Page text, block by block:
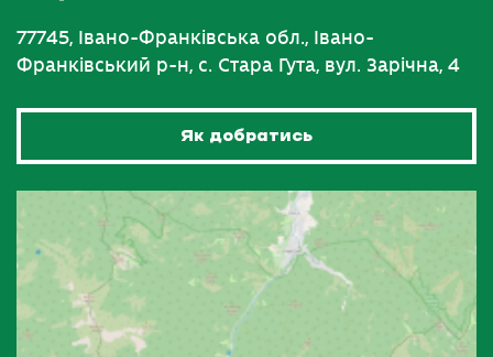
77745, Івано-Франківська обл., Івано-
Франківський р-н, с. Стара Гута, вул. Зарічна, 4
Як добратись